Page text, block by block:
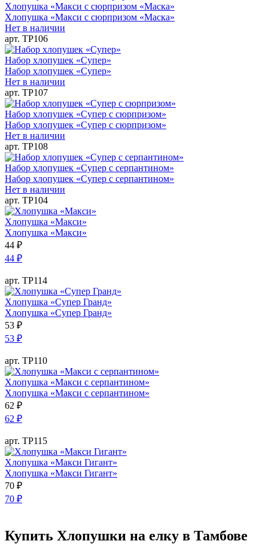
Хлопушка «Макси с сюрпризом «Маска»
Хлопушка «Макси с сюрпризом «Маска»
Нет в наличии
арт. ТР106
Набор хлопушек «Супер»
Набор хлопушек «Супер»
Нет в наличии
арт. ТР107
Набор хлопушек «Супер с сюрпризом»
Набор хлопушек «Супер с сюрпризом»
Нет в наличии
арт. ТР108
Набор хлопушек «Супер с серпантином»
Набор хлопушек «Супер с серпантином»
Нет в наличии
арт. ТР104
Хлопушка «Макси»
Хлопушка «Макси»
44 ₽
44 ₽
арт. ТР114
Хлопушка «Супер Гранд»
Хлопушка «Супер Гранд»
53 ₽
53 ₽
арт. ТР110
Хлопушка «Макси с серпантином»
Хлопушка «Макси с серпантином»
62 ₽
62 ₽
арт. ТР115
Хлопушка «Макси Гигант»
Хлопушка «Макси Гигант»
70 ₽
70 ₽
Купить Хлопушки на елку в Тамбове